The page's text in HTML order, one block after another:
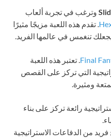
في تجربة ألعاب
هذه اللعبة مزيجًا مثيرًا
تنغمس في عالمها الفريد.
. تعتبر هذه اللعبة
التي تركز على القصص
رائعة تركز على بناء
الدفاعات الاستراتيجية